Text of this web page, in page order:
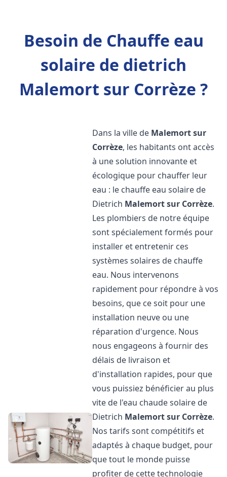
Besoin de Chauffe eau
solaire de dietrich
Malemort sur Corrèze ?
Dans la ville de Malemort sur
Corrèze, les habitants ont accès
à une solution innovante et
écologique pour chauffer leur
eau : le chauffe eau solaire de
Dietrich Malemort sur Corrèze.
Les plombiers de notre équipe
sont spécialement formés pour
installer et entretenir ces
systèmes solaires de chauffe
eau. Nous intervenons
rapidement pour répondre à vos
besoins, que ce soit pour une
installation neuve ou une
réparation d'urgence. Nous
nous engageons à fournir des
délais de livraison et
d'installation rapides, pour que
vous puissiez bénéficier au plus
vite de l'eau chaude solaire de
Dietrich Malemort sur Corrèze.
Nos tarifs sont compétitifs et
adaptés à chaque budget, pour
que tout le monde puisse
profiter de cette technologie